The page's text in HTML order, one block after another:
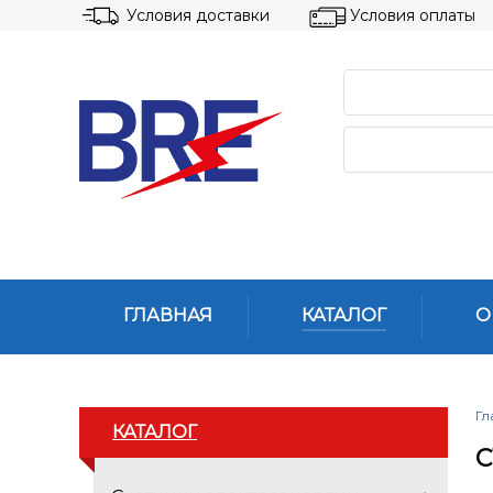
Условия доставки Условия оплаты
ГЛАВНАЯ КАТАЛОГ О
КАТАЛОГ